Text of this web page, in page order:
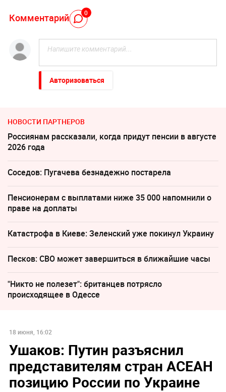
Комментарий 0
Авторизоваться
НОВОСТИ ПАРТНЕРОВ
Россиянам рассказали, когда придут пенсии в августе
2026 года
Соседов: Пугачева безнадежно постарела
Пенсионерам с выплатами ниже 35 000 напомнили о
праве на доплаты
Катастрофа в Киеве: Зеленский уже покинул Украину
Песков: СВО может завершиться в ближайшие часы
"Никто не полезет": британцев потрясло
происходящее в Одессе
18 июня, 16:02
Ушаков: Путин разъяснил
представителям стран АСЕАН
позицию России по Украине